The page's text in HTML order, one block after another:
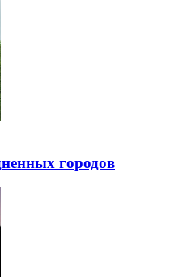
городов